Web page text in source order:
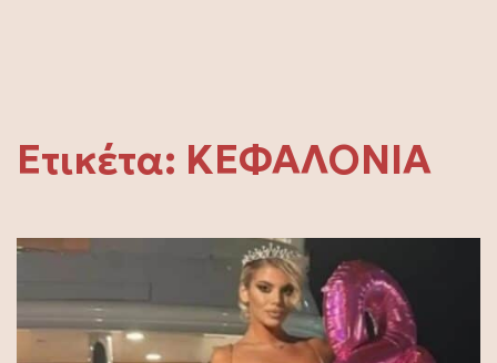
Ετικέτα: ΚΕΦΑΛΟΝΙΑ